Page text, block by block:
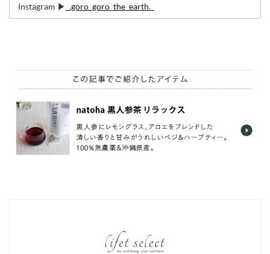
Instagram ▶︎ _.goro_goro_the_earth._